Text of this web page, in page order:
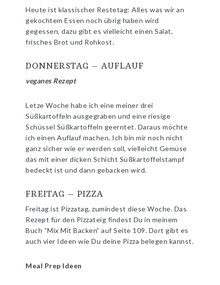
Heute ist klassischer Restetag: Alles was wir an
gekochtem Essen noch übrig haben wird
gegessen, dazu gibt es vielleicht einen Salat,
frisches Brot und Rohkost.
DONNERSTAG – AUFLAUF
veganes Rezept
Letze Woche habe ich eine meiner drei
Süßkartoffeln ausgegraben und eine riesige
Schüssel Süßkartoffeln geerntet. Daraus möchte
ich einen Auflauf machen. Ich bin mir noch nicht
ganz sicher wie er werden soll, vielleicht Gemüse
das mit einer dicken Schicht Süßkartoffelstampf
bedeckt ist und dann gebacken wird.
FREITAG – PIZZA
Freitag ist Pizzatag, zumindest diese Woche. Das
Rezept für den Pizzateig findest Du in meinem
Buch “Mix Mit Backen” auf Seite 109. Dort gibt es
auch vier Ideen wie Du deine Pizza belegen kannst.
Meal Prep Ideen